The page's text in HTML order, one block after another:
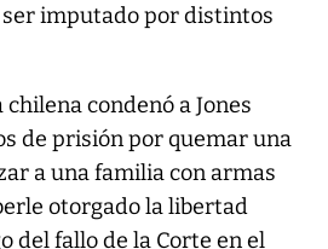
imputado por distintos
chilena condenó a Jones
de prisión por quemar una
a una familia con armas
otorgado la libertad
del fallo de la Corte en el